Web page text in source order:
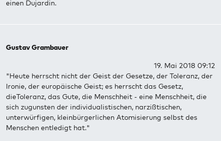
einen Dujardin.
Gustav Grambauer
19. Mai 2018 09:12
"Heute herrscht nicht der Geist der Gesetze, der Toleranz, der
Ironie, der europäische Geist; es herrscht das Gesetz,
dieToleranz, das Gute, die Menschheit - eine Menschheit, die
sich zugunsten der individualistischen, narzißtischen,
unterwürfigen, kleinbürgerlichen Atomisierung selbst des
Menschen entledigt hat."